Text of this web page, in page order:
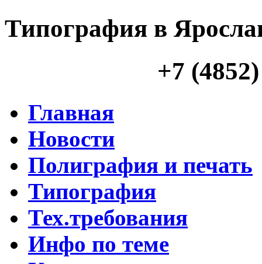
Типография в
+7
Главная
Новости
Полиграфия и печать
Типография
Тех.требования
Инфо по теме